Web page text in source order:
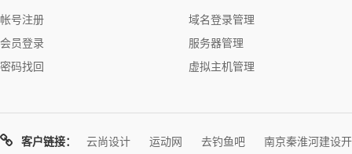
帐号注册
会员登录
密码找回
域名登录管理
服务器管理
虚拟主机管理
客户链接： 云尚设计 运动网 去钓鱼吧 南京秦淮河建设